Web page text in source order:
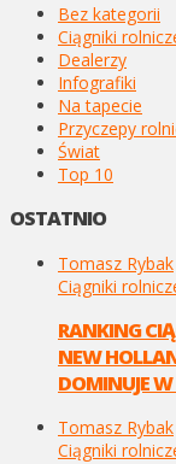
Bez kategorii
Ciągniki
Dealerzy
Infografiki
Na tapecie
Przyczepy
Świat
Top 10
OSTATNIO
Tomasz Rybak
Ciągniki
RANKING
NEW
DOMINUJE
Tomasz Rybak
Ciągniki